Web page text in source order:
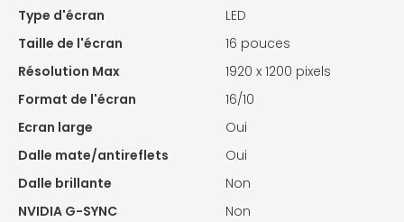
Type d'écran
LED
Taille de l'écran
16 pouces
Résolution Max
1920 x 1200 pixels
Format de l'écran
16/10
Ecran large
Oui
Dalle mate/antireflets
Oui
Dalle brillante
Non
NVIDIA G-SYNC
Non